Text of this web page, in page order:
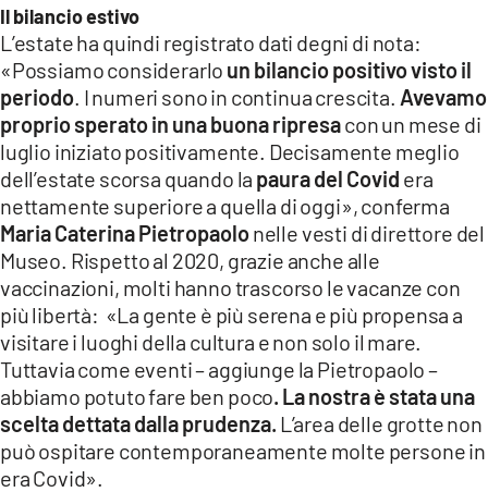
Il bilancio estivo
L’estate ha quindi registrato dati degni di nota:
«Possiamo considerarlo un bilancio positivo visto il
periodo . I numeri sono in continua crescita. Avevamo
proprio sperato in una buona ripresacon un mese di
luglio iniziato positivamente. Decisamente meglio
dell’estate scorsa quando la paura del Covid era
nettamente superiore a quella di oggi», conferma
Maria Caterina Pietropaolonelle vesti di direttore del
Museo. Rispetto al 2020, grazie anche alle
vaccinazioni, molti hanno trascorso le vacanze con
più libertà: «La gente è più serena e più propensa a
visitare i luoghi della cultura e non solo il mare.
Tuttavia come eventi – aggiunge la Pietropaolo –
abbiamo potuto fare ben poco. La nostra è stata una
scelta dettata dalla prudenza. L’area delle grotte non
può ospitare contemporaneamente molte persone in
era Covid».